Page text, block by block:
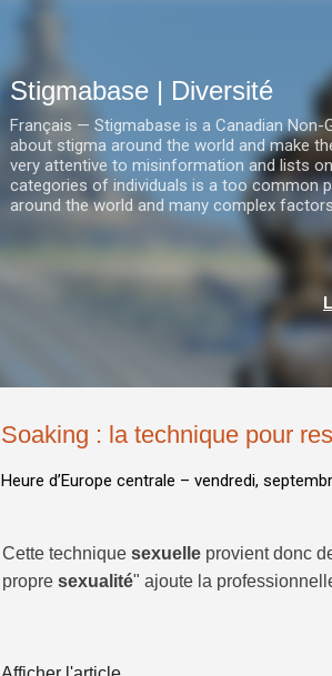
Stigmabase | Diversité
Français — Stigmabase is a Canadian
about stigma around the world and make
very attentive to misinformation and lists
categories of individuals is a too common
around the world and many complex
Soaking : la technique pour
Heure d’Europe centrale – vendredi,
Cette technique sexuelle provient donc
propre sexualité" ajoute la